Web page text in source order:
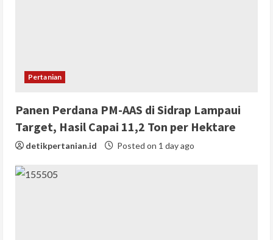
Pertanian
Panen Perdana PM-AAS di Sidrap Lampaui
Target, Hasil Capai 11,2 Ton per Hektare
detikpertanian.id Posted on 1 day ago